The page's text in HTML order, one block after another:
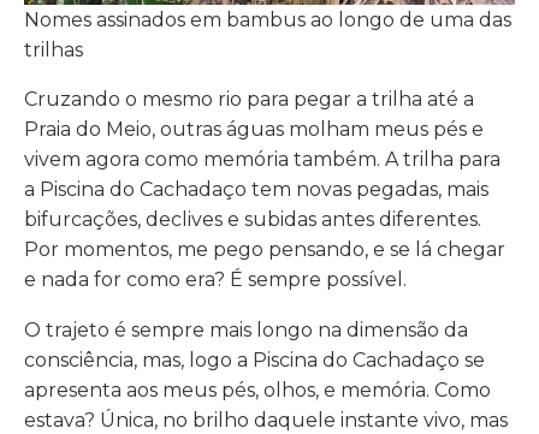
Nomes assinados em bambus ao longo de uma das
trilhas
Cruzando o mesmo rio para pegar a trilha até a
Praia do Meio, outras águas molham meus pés e
vivem agora como memória também. A trilha para
a Piscina do Cachadaço tem novas pegadas, mais
bifurcações, declives e subidas antes diferentes.
Por momentos, me pego pensando, e se lá chegar
e nada for como era? É sempre possível.
O trajeto é sempre mais longo na dimensão da
consciência, mas, logo a Piscina do Cachadaço se
apresenta aos meus pés, olhos, e memória. Como
estava? Única, no brilho daquele instante vivo, mas